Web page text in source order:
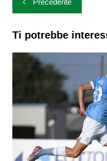
articoli
Precedente
Ti potrebbe